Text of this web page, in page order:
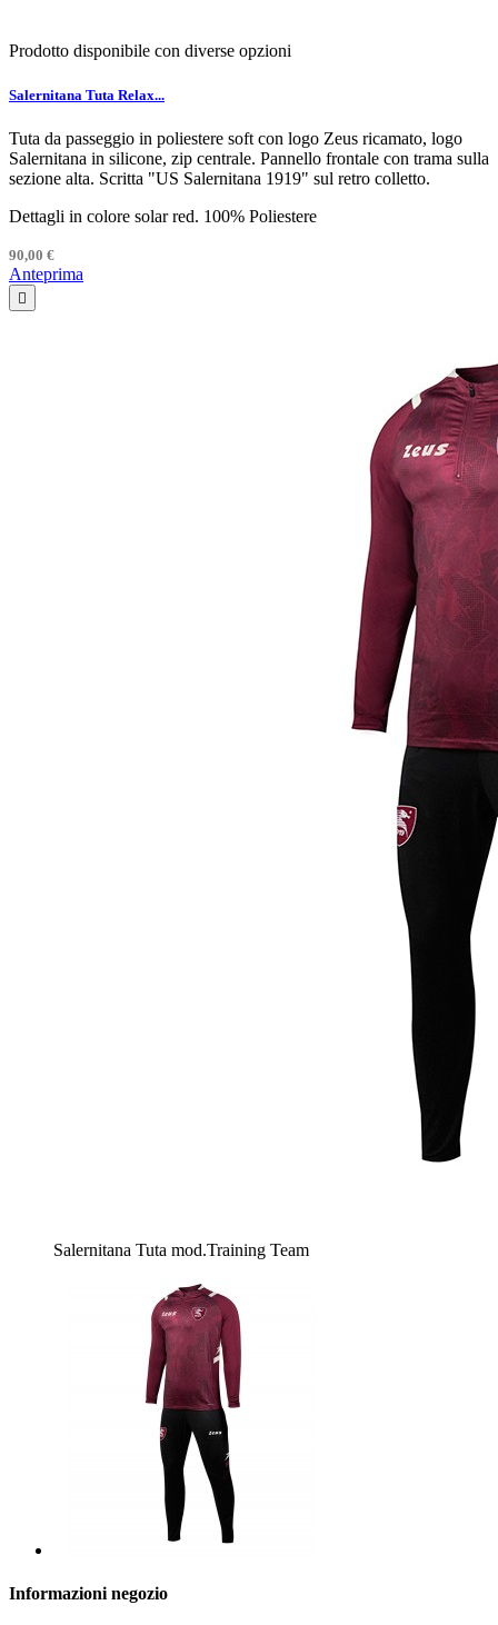
Prodotto disponibile con diverse opzioni
Salernitana Tuta Relax...
Tuta da passeggio in poliestere soft con logo Zeus ricamato, logo
Salernitana in silicone, zip centrale. Pannello frontale con trama sulla
sezione alta. Scritta "US Salernitana 1919" sul retro colletto.
Dettagli in colore solar red. 100% Poliestere
90,00 €
Anteprima

Salernitana Tuta mod.Training Team
Informazioni negozio